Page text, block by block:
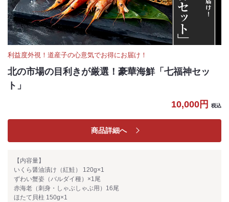
利益度外視！道産子の心意気でお得にお届け！
北の市場の目利きが厳選！豪華海鮮「七福神セッ
ト」
10,000円
税込
商品詳細へ
【内容量】
いくら醤油漬け（紅鮭） 120g×1
ずわい蟹姿（バルダイ種）×1尾
赤海老（刺身・しゃぶしゃぶ用）16尾
ほたて貝柱 150g×1